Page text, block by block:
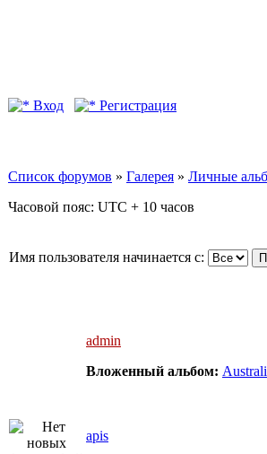
Вход
Регистрация
Список форумов » Галерея » Личные
Часовой пояс: UTC + 10 часов
Имя пользователя начинается с:
admin
Вложенный альбом:
apis